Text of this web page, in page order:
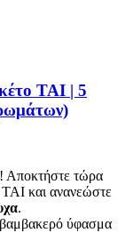
TAI | 5
Αποκτήστε τώρα
TAI και ανανεώστε
.
ύφασμα